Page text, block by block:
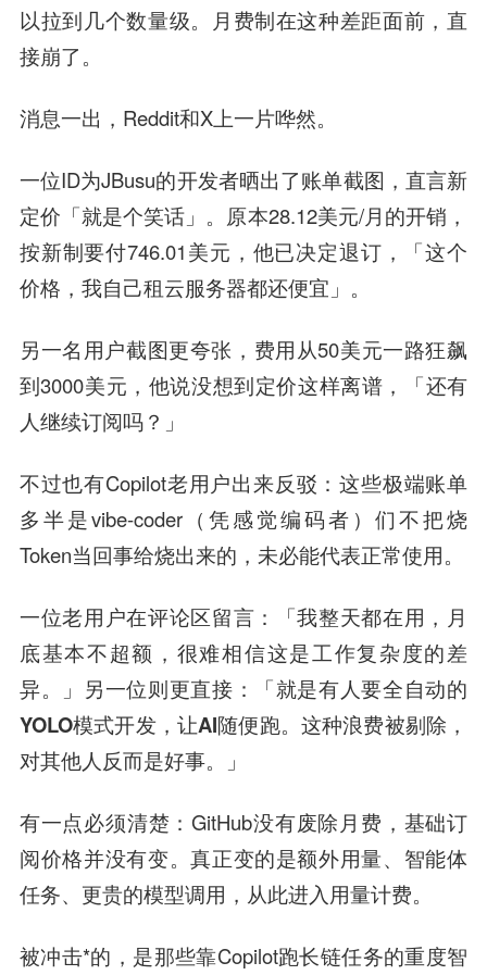
以拉到几个数量级。月费制在这种差距面前，直
接崩了。
消息一出，Reddit和X上一片哗然。
一位ID为JBusu的开发者晒出了账单截图，直言新
定价「就是个笑话」。原本28.12美元/月的开销，
按新制要付746.01美元，他已决定退订，「这个
价格，我自己租云服务器都还便宜」。
另一名用户截图更夸张，费用从50美元一路狂飙
到3000美元，他说没想到定价这样离谱，「还有
人继续订阅吗？」
不过也有Copilot老用户出来反驳：这些极端账单
多半是vibe-coder（凭感觉编码者）们不把烧
Token当回事给烧出来的，未必能代表正常使用。
一位老用户在评论区留言：「我整天都在用，月
底基本不超额，很难相信这是工作复杂度的差
异。
」另一位则更直接：「就是有人要全自动的
YOLO模式开发，让AI随便跑。这种浪费被剔除，
对其他人反而是好事。
」
有一点必须清楚：GitHub没有废除月费，基础订
阅价格并没有变。真正变的是额外用量、智能体
任务、更贵的模型调用，从此进入用量计费。
被冲击*的，是那些靠Copilot跑长链任务的重度智